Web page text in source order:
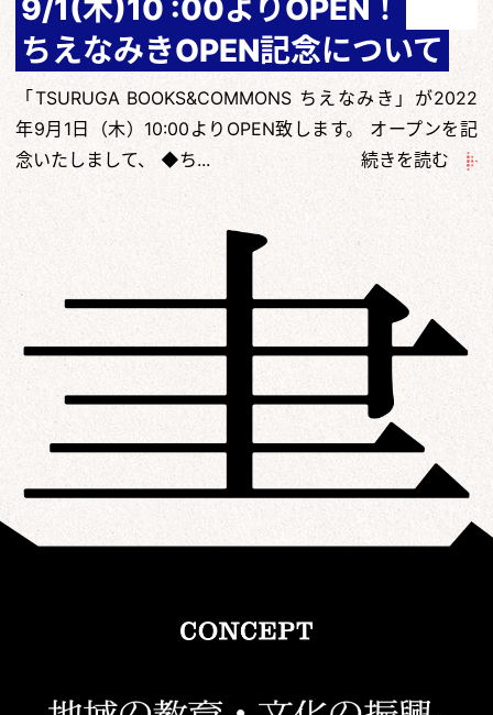
9/1(木)10 :00よりOPEN！
ちえなみきOPEN記念について
「TSURUGA BOOKS&COMMONS ちえなみき」が2022
年9月1日（木）10:00よりOPEN致します。 オープンを記
念いたしまして、 ◆ち...
続きを読む